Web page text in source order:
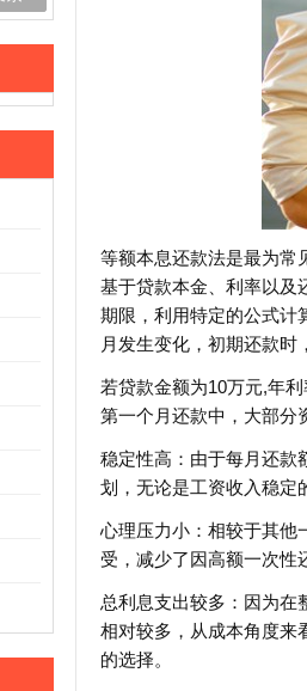
等额本息还款法是最为常
基于贷款本金、利率以及
期限，利用特定的公式计
月发生变化，初期还款时
若贷款金额为10万元,年
第一个月还款中，大部分
稳定性高：由于每月还款
划，无论是工资收入稳定
心理压力小：相较于其他
受，减少了因高额一次性
总利息支出较多：因为在
相对较多，从成本角度来
的选择。